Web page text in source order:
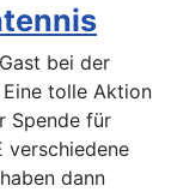
bei der
tolle Aktion
Spende für
verschiedene
dann